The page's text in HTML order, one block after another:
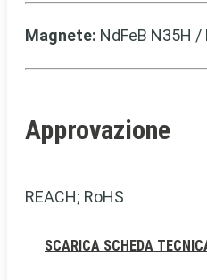
Magnete: NdFeB N35H /
Approvazione
REACH; RoHS
SCARICA SCHEDA